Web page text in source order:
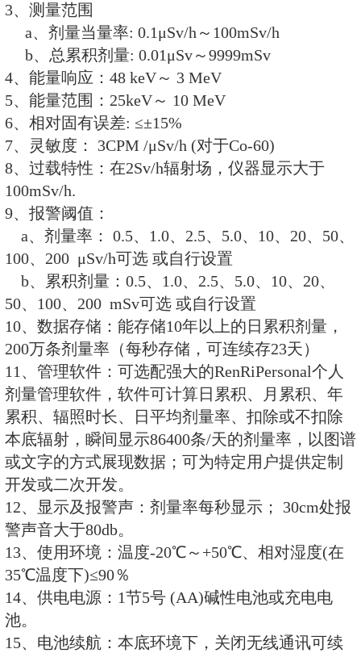
一、功能特点：
1、监测 X、γ(对硬β射线也有响应
2、仪器灵敏度高，对环境本底亦
3、中、英文双语操作界面，液晶
4、剂量率和总累积剂量同时测量
5、可存储10年日累积剂量和200
6、具有无线传输功能，可实时无
7、可续航1500小时，有电池欠压
能。
8、声/光/震动/辐射音四种报警方
9、可选配强大的RenRiPersonal个
件。
二、技术规格：
1、探测射线：γ、X (对硬β射线也
2、探测器：能量补偿GM管(盖格